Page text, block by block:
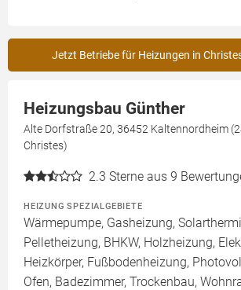
Jetzt Betriebe für Heizungen in
Heizungsbau Günther
Alte Dorfstraße 20, 36452 Kaltennordheim
Christes)
2.3 Sterne aus 9
HEIZUNG SPEZIALGEBIETE
Wärmepumpe, Gasheizung,
Pelletheizung, BHKW, Holzheizung,
Heizkörper, Fußbodenheizung,
Ofen, Badezimmer, Trockenbau,